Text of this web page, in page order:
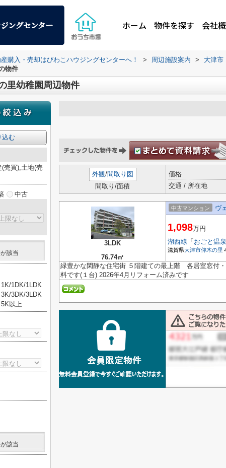
ホーム 物件を探す 会社
購入・売却はびわこハウジングセンターへ！ > 周辺施設案内 > 大津市
物件
里幼稚園周辺物件
外観/間取り図
間取り/面積
価格
交通 / 所在地
3LDK
76.74㎡
中古マンション ヴ
1,098万円
湖西線 「 おごと温泉
滋賀県大津市仰木の里
緑豊かな閑静な住宅街 ５階建ての最上階 各居室窓付
料です(１台) 2026年4月リフォーム済みです
込む
売買),土地(売
中古
該当
1K/1DK/1LDK
3K/3DK/3LDK
5K以上
該当